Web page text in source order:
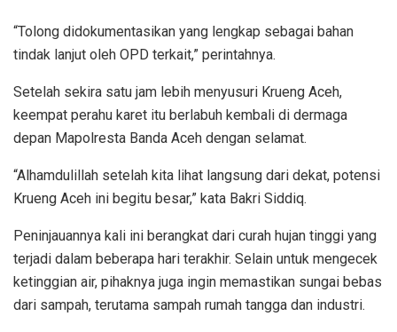
“Tolong didokumentasikan yang lengkap sebagai bahan
tindak lanjut oleh OPD terkait,” perintahnya.
Setelah sekira satu jam lebih menyusuri Krueng Aceh,
keempat perahu karet itu berlabuh kembali di dermaga
depan Mapolresta Banda Aceh dengan selamat.
“Alhamdulillah setelah kita lihat langsung dari dekat, potensi
Krueng Aceh ini begitu besar,” kata Bakri Siddiq.
Peninjauannya kali ini berangkat dari curah hujan tinggi yang
terjadi dalam beberapa hari terakhir. Selain untuk mengecek
ketinggian air, pihaknya juga ingin memastikan sungai bebas
dari sampah, terutama sampah rumah tangga dan industri.